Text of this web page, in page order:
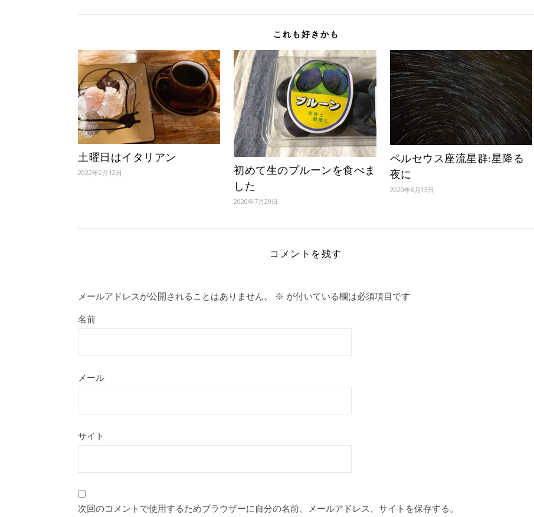
これも好きかも
土曜日はイタリアン
2022年2月12日
初めて生のプルーンを食べま
した
2020年7月29日
ペルセウス座流星群:星降る
夜に
2020年8月13日
コメントを残す
メールアドレスが公開されることはありません。 ※ が付いている欄は必須項目です
名前
メール
サイト
次回のコメントで使用するためブラウザーに自分の名前、メールアドレス、サイトを保存する。